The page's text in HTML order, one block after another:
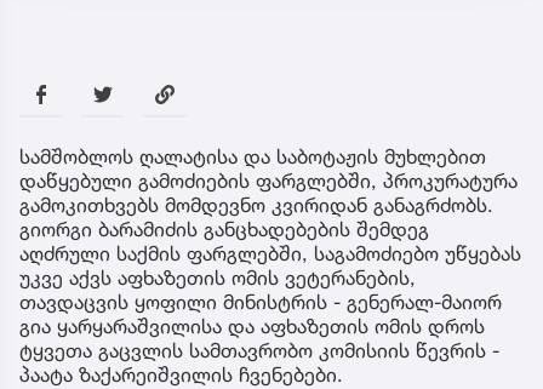
სამშობლოს ღალატისა და საბოტაჟის მუხლებით
დაწყებული გამოძიების ფარგლებში, პროკურატურა
გამოკითხვებს მომდევნო კვირიდან განაგრძობს.
გიორგი ბარამიძის განცხადებების შემდეგ
აღძრული საქმის ფარგლებში, საგამოძიებო უწყებას
უკვე აქვს აფხაზეთის ომის ვეტერანების,
თავდაცვის ყოფილი მინისტრის - გენერალ-მაიორ
გია ყარყარაშვილისა და აფხაზეთის ომის დროს
ტყვეთა გაცვლის სამთავრობო კომისიის წევრის -
პაატა ზაქარეიშვილის ჩვენებები.